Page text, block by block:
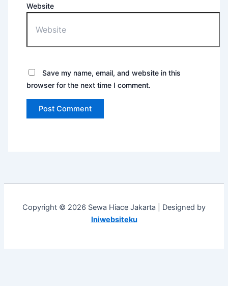
Website
Save my name, email, and website in this
browser for the next time I comment.
Copyright © 2026 Sewa Hiace Jakarta | Designed by
Iniwebsiteku